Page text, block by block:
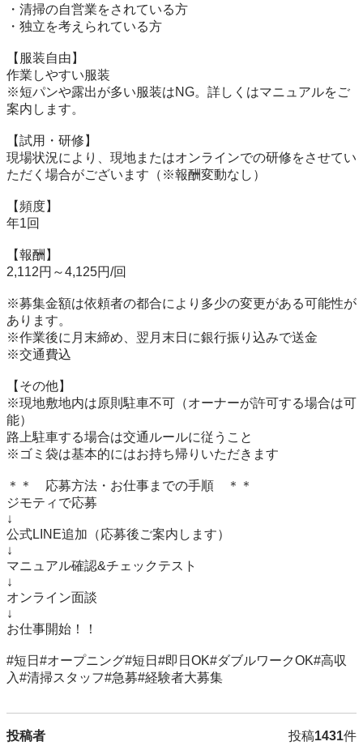
・清掃の自営業をされている方
・独立を考えられている方
【服装自由】
作業しやすい服装
※短パンや露出が多い服装はNG。詳しくはマニュアルをご
案内します。
【試用・研修】
現場状況により、現地またはオンラインでの研修をさせてい
ただく場合がございます（※報酬変動なし）
【頻度】
年1回
【報酬】
2,112円～4,125円/回
※募集金額は依頼者の都合により多少の変更がある可能性が
あります。
※作業後に月末締め、翌月末日に銀行振り込みで送金
※交通費込
【その他】
※現地敷地内は原則駐車不可（オーナーが許可する場合は可
能）
路上駐車する場合は交通ルールに従うこと
※ゴミ袋は基本的にはお持ち帰りいただきます
＊＊　応募方法・お仕事までの手順　＊＊
ジモティで応募
↓
公式LINE追加（応募後ご案内します）
↓
マニュアル確認&チェックテスト
↓
オンライン面談
↓
お仕事開始！！
#短日#オープニング#短日#即日OK#ダブルワークOK#高収
投稿者 投稿1431件